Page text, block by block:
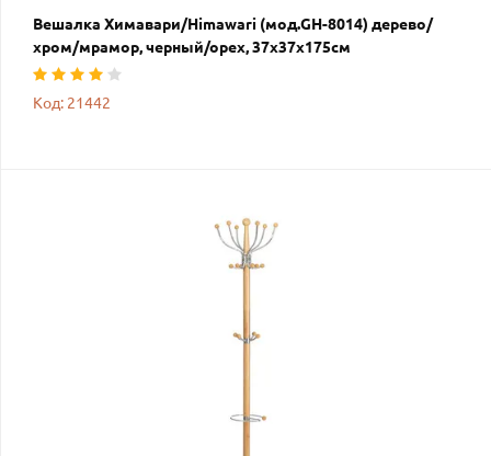
Вешалка Химавари/Himawari (мод.GH-8014) дерево/
хром/мрамор, черный/орех, 37х37х175см
Код: 21442